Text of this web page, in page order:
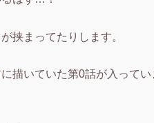
挟まってたりします。
描いていた第0話が入って